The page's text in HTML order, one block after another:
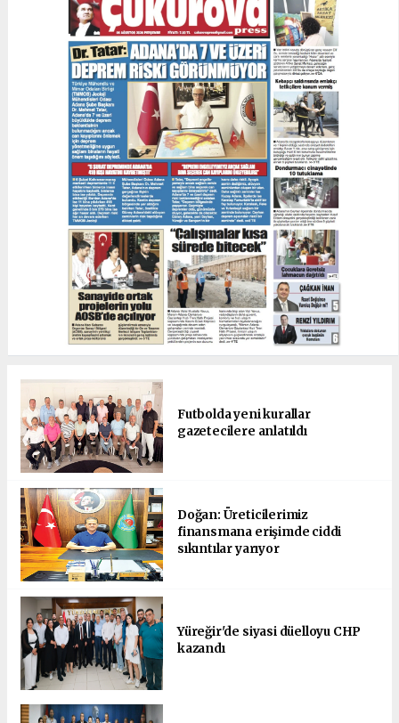
Futbolda yeni kurallar
gazetecilere anlatıldı
Doğan: Üreticilerimiz
finansmana erişimde ciddi
sıkıntılar yarıyor
Yüreğir'de siyasi düelloyu CHP
kazandı